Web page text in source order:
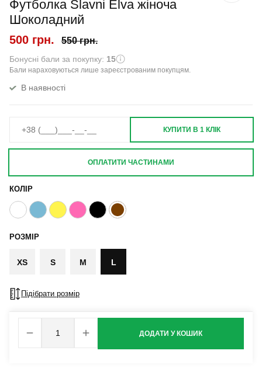
Футболка Slavni Elva жіноча
Шоколадний
500 грн. 550 грн.
Бонусні бали за покупку: 15
Бали нараховуються лише зареєстрованим покупцям.
В наявності
КОЛІР
РОЗМІР
XS S M L
Підібрати розмір
ДОДАТИ У КОШИК
КУПИТИ В 1 КЛІК
ОПЛАТИТИ ЧАСТИНАМИ